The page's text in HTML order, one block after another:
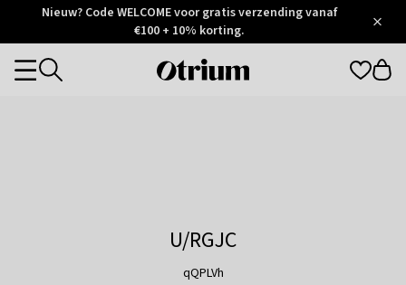
Otrium
Trustpilot
Nieuw? Code WELCOME voor gratis verzending vanaf
€100 + 10% korting.
Otrium
Categories
U/RGJC
qQPLVh